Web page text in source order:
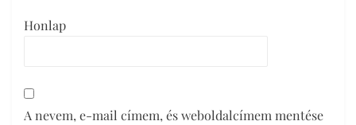
Honlap
A nevem, e-mail címem, és weboldalcímem mentése